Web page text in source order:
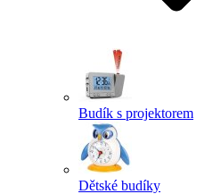
Budík s projektorem
Dětské budíky